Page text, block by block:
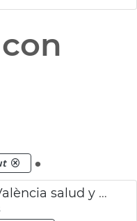
.
Barómetro Municipal València salud y deporte